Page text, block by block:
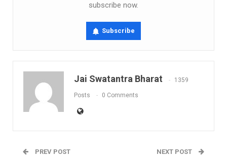
subscribe now.
Subscribe
Jai Swatantra Bharat 1359
Posts 0 Comments
PREV POST NEXT POST